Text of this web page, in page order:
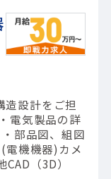
造設計をご担
電気製品の詳
部品図、組図
電機機器)カメ
（3D）